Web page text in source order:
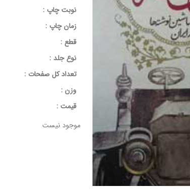
نوبت چاپ :
زمان چاپ :
قطع :
نوع جلد :
تعداد کل صفحات :
وزن :
قيمت :
موجود نیست